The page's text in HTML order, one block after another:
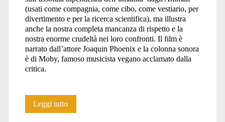
(usati come compagnia, come cibo, come vestiario, per
divertimento e per la ricerca scientifica), ma illustra
anche la nostra completa mancanza di rispetto e la
nostra enorme crudeltà nei loro confronti. Il film è
narrato dall’attore Joaquin Phoenix e la colonna sonora
è di Moby, famoso musicista vegano acclamato dalla
critica.
Leggi tuttoEARTHLINGS